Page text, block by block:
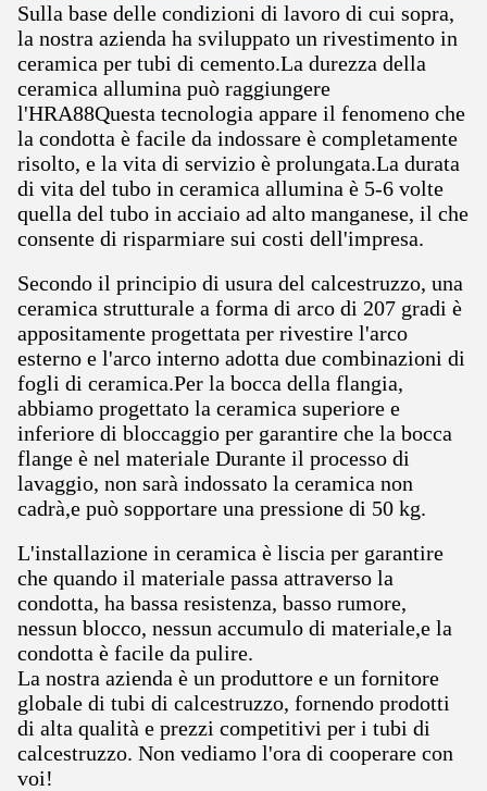
Sulla base delle condizioni di lavoro di cui sopra,
la nostra azienda ha sviluppato un rivestimento in
ceramica per tubi di cemento.La durezza della
ceramica allumina può raggiungere
l'HRA88Questa tecnologia appare il fenomeno che
la condotta è facile da indossare è completamente
risolto, e la vita di servizio è prolungata.La durata
di vita del tubo in ceramica allumina è 5-6 volte
quella del tubo in acciaio ad alto manganese, il che
consente di risparmiare sui costi dell'impresa.
Secondo il principio di usura del calcestruzzo, una
ceramica strutturale a forma di arco di 207 gradi è
appositamente progettata per rivestire l'arco
esterno e l'arco interno adotta due combinazioni di
fogli di ceramica.Per la bocca della flangia,
abbiamo progettato la ceramica superiore e
inferiore di bloccaggio per garantire che la bocca
flange è nel materiale Durante il processo di
lavaggio, non sarà indossato la ceramica non
cadrà,e può sopportare una pressione di 50 kg.
L'installazione in ceramica è liscia per garantire
che quando il materiale passa attraverso la
condotta, ha bassa resistenza, basso rumore,
nessun blocco, nessun accumulo di materiale,e la
condotta è facile da pulire.
La nostra azienda è un produttore e un fornitore
globale di tubi di calcestruzzo, fornendo prodotti
di alta qualità e prezzi competitivi per i tubi di
calcestruzzo. Non vediamo l'ora di cooperare con
voi!